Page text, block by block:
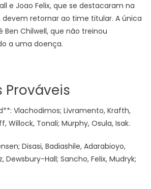
e Joao Felix, que se destacaram na
devem retornar ao time titular. A única
Chilwell, que não treinou
a uma doença.
Prováveis
Vlachodimos; Livramento, Krafth,
Willock, Tonali; Murphy, Osula, Isak.
Disasi, Badiashile, Adarabioyo,
Dewsbury-Hall; Sancho, Felix, Mudryk;